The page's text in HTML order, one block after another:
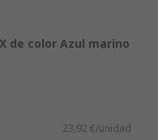
de color Azul marino
23,92 €/unidad